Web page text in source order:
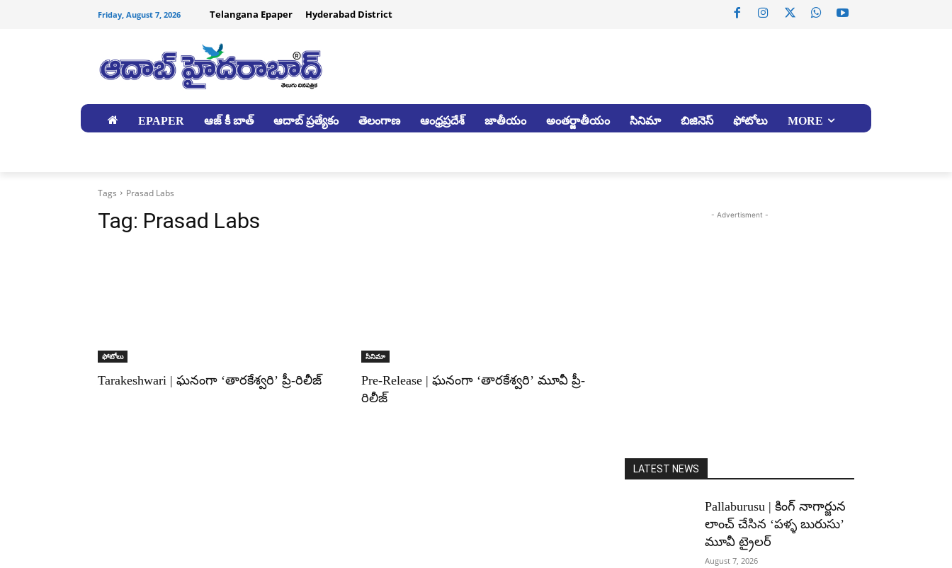
Friday, August 7, 2026 Telangana Epaper Hyderabad District
EPAPER ఆజ్ కీ బాత్ ఆదాబ్ ప్రత్యేకం తెలంగాణ ఆంధ్రప్రదేశ్ జాతీయం అంతర్జాతీయం సినిమా బిజినెస్ ఫోటోలు MORE
Tags Prasad Labs
Tag: Prasad Labs
ఫోటోలు
Tarakeshwari | ఘనంగా ‘తారకేశ్వరి’ ప్రీ-రిలీజ్
సినిమా
Pre-Release | ఘనంగా ‘తారకేశ్వరి’ మూవీ ప్రీ-
రిలీజ్
- Advertisment -
LATEST NEWS
Pallaburusu | కింగ్ నాగార్జున
లాంచ్ చేసిన ‘పళ్ళ బురుసు’
మూవీ ట్రైలర్
August 7, 2026